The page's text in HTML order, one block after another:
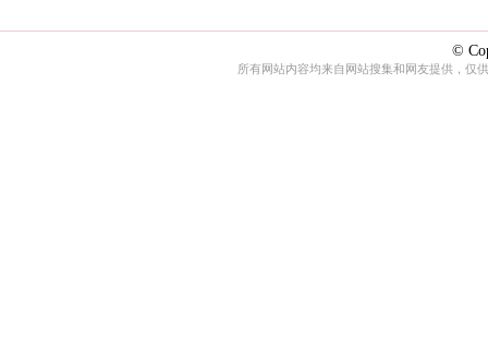
©
所有网站内容均来自网站搜集和网友提供，仅